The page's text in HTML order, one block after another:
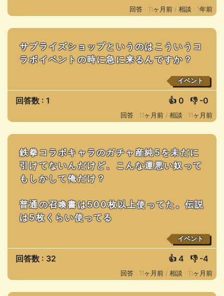
回答 : 11ヶ月前 / 相談 : 1年前
サプライズショップというのはこういうコ
ラボイベントの時に急に来るんですか？
イベント
回答数 : 1 👍 0 👎 -0
回答 : 11ヶ月前 / 相談 : 11ヶ月前
鉄拳コラボキャラのガチャ産純5を未だに
引けてないんだけど、こんな運悪い奴って
もしかして俺だけ？
普通の召喚書は500枚以上使ってた。伝説
は5枚くらい使ってる
イベント
回答数 : 32 👍 4 👎 -4
回答 : 11ヶ月前 / 相談 : 11ヶ月前